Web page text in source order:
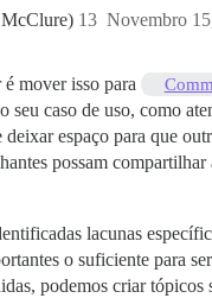
Novembro
13
mover isso para
seu caso de uso, como
deixar espaço para que
possam compartilhar
lacunas
o suficiente para
podemos criar tópicos